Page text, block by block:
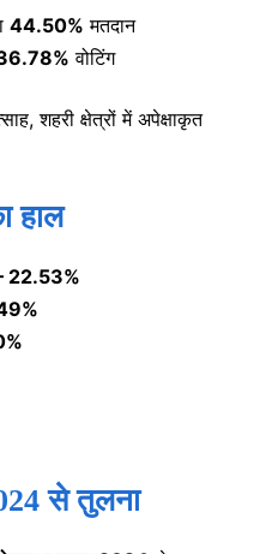
44.50% मतदान
वोटिंग
शहरी क्षेत्रों में अपेक्षाकृत
हाल
22.53%
से तुलना